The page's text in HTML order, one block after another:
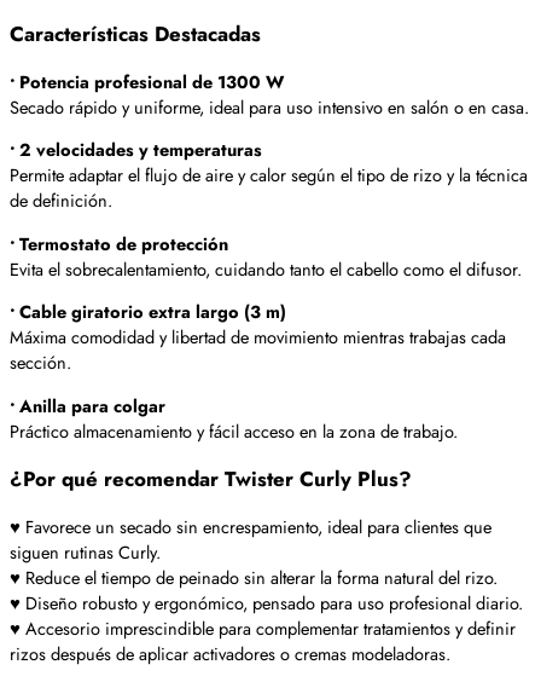
Características Destacadas
• Potencia profesional de 1300 W
Secado rápido y uniforme, ideal para uso intensivo en salón o en casa.
• 2 velocidades y temperaturas
Permite adaptar el flujo de aire y calor según el tipo de rizo y la técnica
de definición.
• Termostato de protección
Evita el sobrecalentamiento, cuidando tanto el cabello como el difusor.
• Cable giratorio extra largo (3 m)
Máxima comodidad y libertad de movimiento mientras trabajas cada
sección.
• Anilla para colgar
Práctico almacenamiento y fácil acceso en la zona de trabajo.
¿Por qué recomendar Twister Curly Plus?
♥ Favorece un secado sin encrespamiento, ideal para clientes que
siguen rutinas Curly.
♥ Reduce el tiempo de peinado sin alterar la forma natural del rizo.
♥ Diseño robusto y ergonómico, pensado para uso profesional diario.
♥ Accesorio imprescindible para complementar tratamientos y definir
rizos después de aplicar activadores o cremas modeladoras.